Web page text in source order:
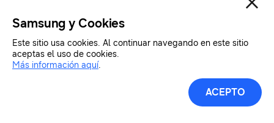
SAMSUNG.COM
Copyright© SAMSUNG Todos los derechos reservados.
Samsung y Cookies
Este sitio usa cookies. Al continuar navegando en este sitio
aceptas el uso de cookies.
Más información aquí.
ACEPTO